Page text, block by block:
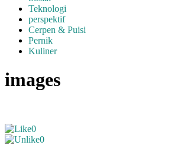
Teknologi
perspektif
Cerpen & Puisi
Pernik
Kuliner
images
0
0